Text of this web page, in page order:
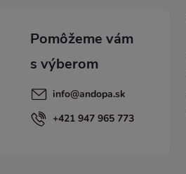
info@andopa.sk
+421 947 965 773